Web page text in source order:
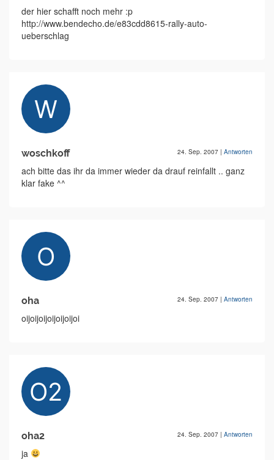
der hier schafft noch mehr :p
http://www.bendecho.de/e83cdd8615-rally-auto-
ueberschlag
woschkoff 24. Sep. 2007 | Antworten
ach bitte das ihr da immer wieder da drauf reinfallt .. ganz
klar fake ^^
oha 24. Sep. 2007 | Antworten
oijoijoijoijoijoijoi
oha2 24. Sep. 2007 | Antworten
ja